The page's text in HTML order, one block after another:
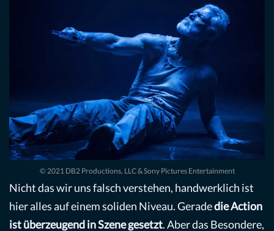
© 2021 DB2 Productions, LLC & Sony Pictures Entertainment
Nicht das wir uns falsch verstehen, handwerklich ist
hier alles auf einem soliden Niveau. Geradedie Action
ist überzeugend in Szene gesetzt. Aber das Besondere,